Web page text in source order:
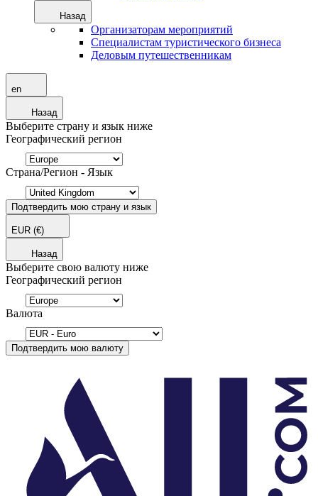
Назад
Организаторам мероприятий
Специалистам туристического бизнеса
Деловым путешественникам
en
Назад
Выберите страну и язык ниже
Географический регион
Страна/Регион - Язык
Подтвердить мою страну и язык
EUR (€)
Назад
Выберите свою валюту ниже
Географический регион
Валюта
Подтвердить мою валюту